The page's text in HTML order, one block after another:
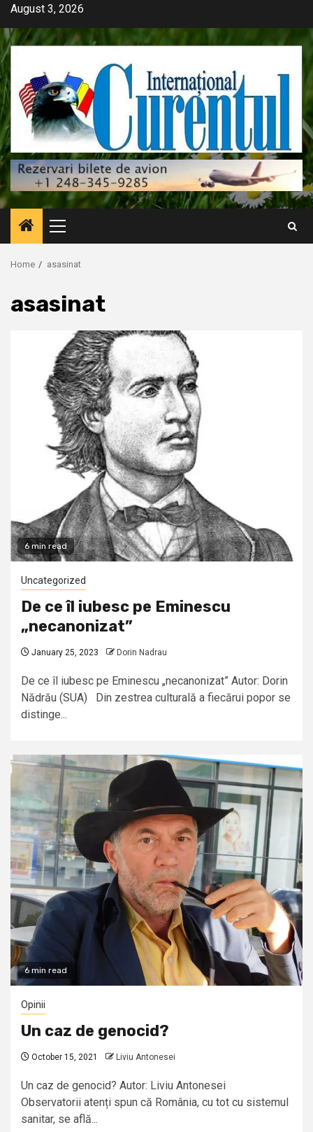
Skip
content
August 3, 2026
Primary
Menu
Home asasinat
asasinat
6 min read
Uncategorized
De ce îl iubesc pe Eminescu
„necanonizat”
January 25, 2023 Dorin Nadrau
De ce îl iubesc pe Eminescu „necanonizat” Autor: Dorin
Nădrău (SUA) Din zestrea culturală a fiecărui popor se
distinge...
6 min read
Opinii
Un caz de genocid?
October 15, 2021 Liviu Antonesei
Un caz de genocid? Autor: Liviu Antonesei
Observatorii atenți spun că România, cu tot cu sistemul
sanitar, se află...